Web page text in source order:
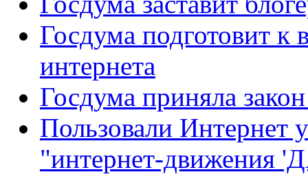
Госдума подготовит к
интернета
Госдума приняла
Пользовали Интернет
"интернет-движения